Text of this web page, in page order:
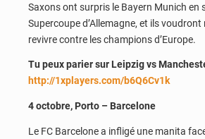
Saxons ont surpris le Bayern Munich en
Supercoupe d’Allemagne, et ils
revivre contre les champions d’Europe.
Tu peux parier sur Leipzig vs
http://1xplayers.com/b6Q6Cv1k
4 octobre, Porto – Barcelone
Le FC Barcelone a infligé une manita